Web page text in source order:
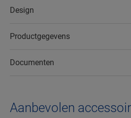
Design
Productgegevens
Documenten
Aanbevolen